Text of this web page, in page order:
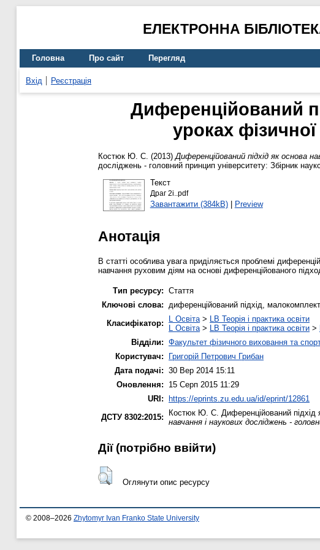
ЕЛЕКТРОННА
Головна Про сайт Перегляд
Вхід Реєстрація
Диференційований
уроках
Костюк Ю. С. (2013)Диференційований підхід як основа
досліджень - головний принцип університету: Збірник
Текст
Драг 2і..pdf
Завантажити (384kB)| Preview
Анотація
В статті особлива увага приділяється проблемі
навчання руховим діям на основі диференційованого
Тип ресурсу: Стаття
Ключові слова:
диференційований підхід,
Класифікатор:
L Освіта > LB Теорія і практика освіти
L Освіта > LB Теорія і практика освіти >
Відділи: Факультет фізичного виховання та
Користувач:
Григорій Петрович Грибан
Дата подачі: 30 Вер 2014 15:11
Оновлення:
15 Серп 2015 11:29
URI: https://eprints.zu.edu.ua/id/eprint/12861
ДСТУ 8302:2015:
Костюк Ю. С. Диференційований
навчання і наукових досліджень -
Дії ​​(потрібно ввійти)
Оглянути опис ресурсу
© 2008–2026 Zhytomyr Ivan Franko State University